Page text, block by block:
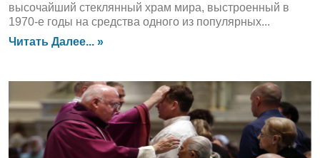
высочайший стеклянный храм мира, выстроенный в
1970-е годы на средства одного из популярных...
Читать Далее... »
ЛЕНТА НОВОСТЕЙ